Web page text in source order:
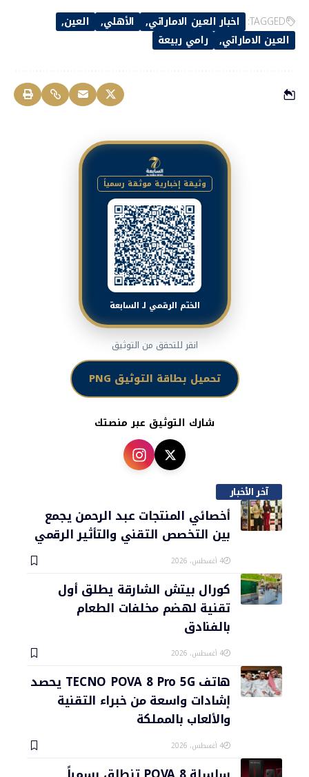
TAGGED: اخبار العين الاماراتي الأهلي
العين
العين الاماراتي
رامي ربيعة
وثيقة إخبارية موثقة رسمياً
الختم الرقمي لـ السابعة
انقر للتحقق من التوثيق
تحميل بطاقة التوثيق PNG
شارك التوثيق عبر منصتك
آخر الأخبار
أخصائي المنتجات عبد الرحمن يجمع
بين التخصص التقني والتأثير الرقمي
4 أغسطس، 2026
كورال بيتش الشارقة يطلق أول
تقنية لهضم مخلفات الطعام
بالفنادق
4 أغسطس، 2026
هاتف TECNO POVA 8 Pro 5G يحصد
إشادات واسعة من خبراء التقنية
والألعاب بالمملكة
4 أغسطس، 2026